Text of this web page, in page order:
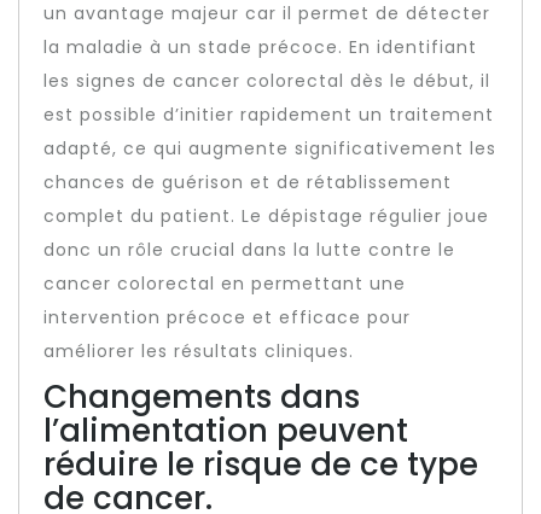
un avantage majeur car il permet de détecter
la maladie à un stade précoce. En identifiant
les signes de cancer colorectal dès le début, il
est possible d’initier rapidement un traitement
adapté, ce qui augmente significativement les
chances de guérison et de rétablissement
complet du patient. Le dépistage régulier joue
donc un rôle crucial dans la lutte contre le
cancer colorectal en permettant une
intervention précoce et efficace pour
améliorer les résultats cliniques.
Changements dans
l’alimentation peuvent
réduire le risque de ce type
de cancer.